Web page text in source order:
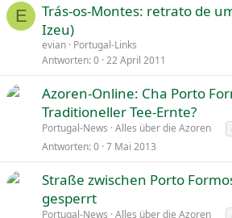
E
Trás-os-Montes: retrato de
Izeu)
evian Portugal-Links
Antworten 0 22 April 2011
Azoren-Online: Cha Porto
Traditioneller Tee-Ernte?
Portugal-News Alles über die Azoren
Antworten 0 7 Mai 2013
Straße zwischen Porto
gesperrt
Portugal-News Alles über die Azoren